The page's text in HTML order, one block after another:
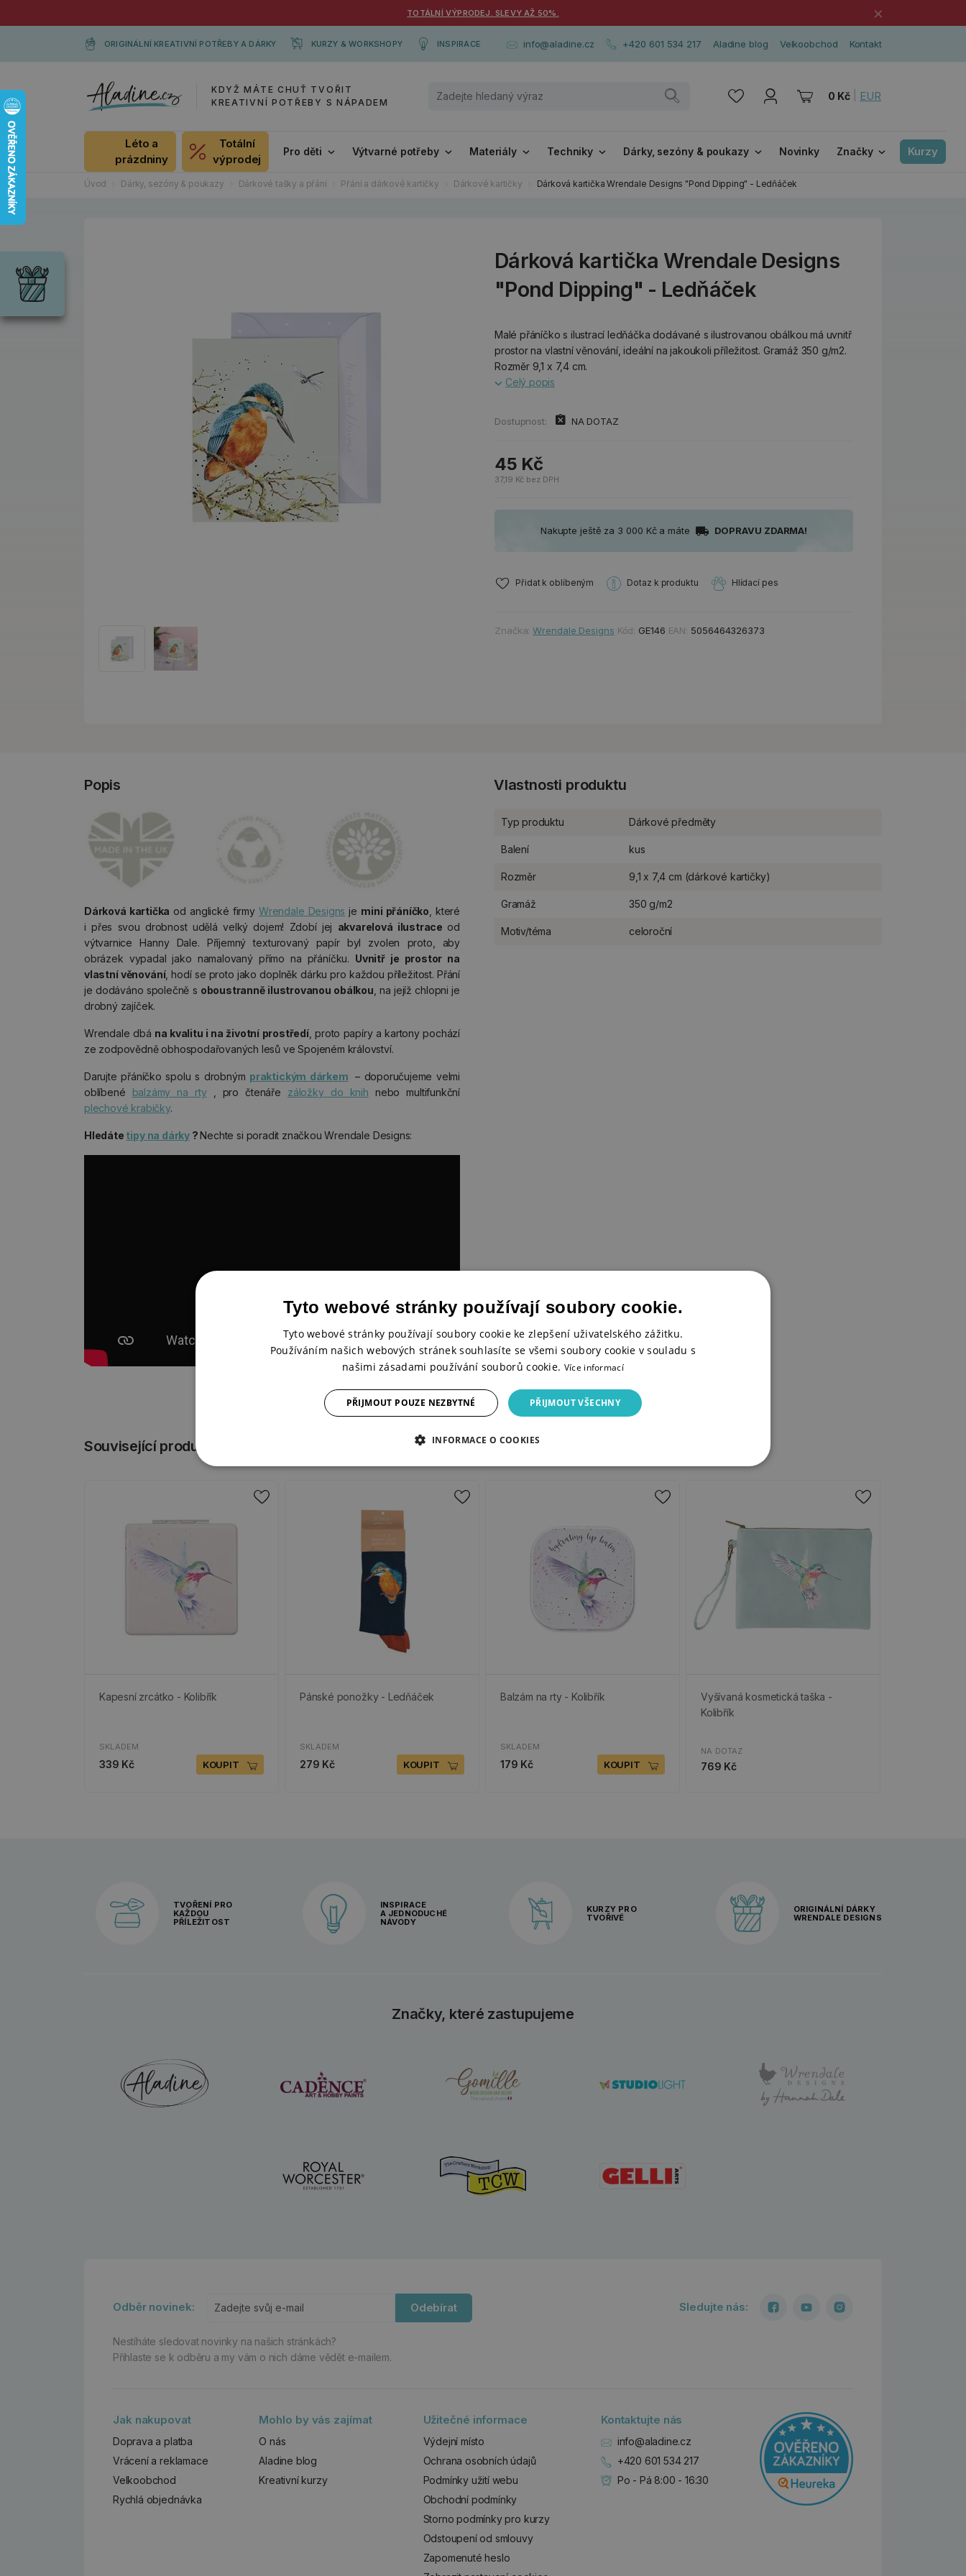
TOTÁLNÍ VÝPRODEJ. SLEVY AŽ 50%. ×
ORIGINÁLNÍ KREATIVNÍ POTŘEBY A DÁRKY KURZY & WORKSHOPY INSPIRACE info@aladine.cz +420 601 534 217 Aladine blog Velkoobchod Kontakt
KDYŽ MÁTE CHUŤ TVOŘIT
KREATIVNÍ POTŘEBY S NÁPADEM
0 Kč EUR
Léto a
prázdniny
Totální
výprodej
Pro děti Výtvarné potřeby Materiály Techniky Dárky, sezóny & poukazy Novinky Značky Kurzy
Úvod Dárky, sezóny & poukazy Dárkové tašky a přání Přání a dárkové kartičky Dárkové kartičky Dárková kartička Wrendale Designs "Pond Dipping" - Ledňáček
Dárková kartička Wrendale Designs
"Pond Dipping" - Ledňáček
Malé přáníčko s ilustrací ledňáčka dodávané s ilustrovanou obálkou má uvnitř
prostor na vlastní věnování, ideální na jakoukoli příležitost. Gramáž 350 g/m2.
Rozměr 9,1 x 7,4 cm.
Celý popis
Dostupnost: NA DOTAZ
45 Kč
37,19 Kč bez DPH
Nakupte ještě za 3 000 Kč a máte DOPRAVU ZDARMA!
Přidat k oblíbeným Dotaz k produktu Hlídací pes
Značka:Wrendale Designs Kód: GE146 EAN: 5056464326373
Popis
Dárková kartička od anglické firmy Wrendale Designs je mini přáníčko , které
i přes svou drobnost udělá velký dojem! Zdobí jej akvarelová ilustrace od
výtvarnice Hanny Dale. Příjemný texturovaný papír byl zvolen proto, aby
obrázek vypadal jako namalovaný přímo na přáníčku. Uvnitř je prostor na
vlastní věnování, hodí se proto jako doplněk dárku pro každou příležitost. Přání
je dodáváno společně s oboustranně ilustrovanou obálkou , na jejíž chlopni je
drobný zajíček.
Wrendale dbá na kvalitu i na životní prostředí, proto papíry a kartony pochází
ze zodpovědně obhospodařovaných lesů ve Spojeném království.
Darujte přáníčko spolu s drobným praktickým dárkem – doporučujeme velmi
oblíbené balzámy na rty, pro čtenáře záložky do knih nebo multifunkční
plechové krabičky.
Hledáte tipy na dárky?Nechte si poradit značkou Wrendale Designs:
Vlastnosti produktu
Typ produktu Dárkové předměty
Balení kus
Rozměr 9,1 x 7,4 cm (dárkové kartičky)
Gramáž 350 g/m2
Motiv/téma celoroční
Související produkty
Kapesní zrcátko - Kolibřík
SKLADEM
339 Kč KOUPIT
Pánské ponožky - Ledňáček
SKLADEM
279 Kč KOUPIT
Balzám na rty - Kolibřík
SKLADEM
179 Kč KOUPIT
Vyšívaná kosmetická taška -
Kolibřík
NA DOTAZ
769 Kč
TVOŘENÍ PRO
KAŽDOU
PŘÍLEŽITOST
INSPIRACE
A JEDNODUCHÉ
NÁVODY
KURZY PRO
TVOŘIVÉ
ORIGINÁLNÍ DÁRKY
WRENDALE DESIGNS
Značky, které zastupujeme
Odběr novinek: Odebírat
Nestíháte sledovat novinky na našich stránkách?
Přihlaste se k odběru a my vám o nich dáme vědět e-mailem.
Sledujte nás:
Jak nakupovat
Doprava a platba
Vrácení a reklamace
Velkoobchod
Rychlá objednávka
Mohlo by vás zajímat
O nás
Aladine blog
Kreativní kurzy
Užitečné informace
Výdejní místo
Ochrana osobních údajů
Podmínky užití webu
Obchodní podmínky
Storno podmínky pro kurzy
Odstoupení od smlouvy
Zapomenuté heslo
Kontaktujte nás
info@aladine.cz
+420 601 534 217
Po - Pá 8:00 - 16:30
Tyto webové stránky používají soubory cookie.
Tyto webové stránky používají soubory cookie ke zlepšení uživatelského zážitku.
Používáním našich webových stránek souhlasíte se všemi soubory cookie v souladu s
našimi zásadami používání souborů cookie. Více informací
PŘIJMOUT VŠECHNY
PŘIJMOUT POUZE NEZBYTNÉ
INFORMACE O COOKIES